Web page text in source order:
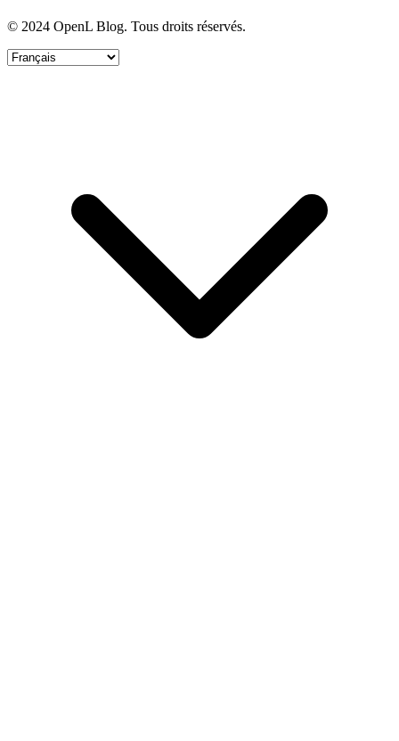
© 2024 OpenL Blog. Tous droits réservés.